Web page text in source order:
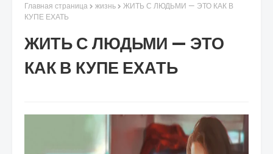
Главная страница жизнь
ЖИТЬ С ЛЮДЬМИ — ЭТО КАК В
КУПЕ ЕХАТЬ
ЖИТЬ С ЛЮДЬМИ — ЭТО
КАК В КУПЕ ЕХАТЬ